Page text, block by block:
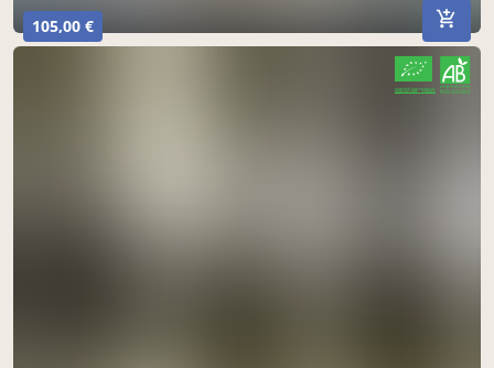
105,00 €
CERTIFIÉ PAR FR-BIO-01
AGRICULTURE FRANCE